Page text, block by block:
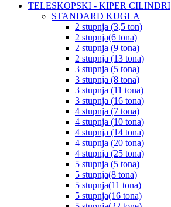
TELESKOPSKI - KIPER CILINDRI
STANDARD KUGLA
2 stupnja (3,5 ton)
2 stupnja(6 tona)
2 stupnja (9 tona)
2 stupnja (13 tona)
3 stupnja (5 tona)
3 stupnja (8 tona)
3 stupnja (11 tona)
3 stupnja (16 tona)
4 stupnja (7 tona)
4 stupnja (10 tona)
4 stupnja (14 tona)
4 stupnja (20 tona)
4 stupnja (25 tona)
5 stupnja (5 tona)
5 stupnja(8 tona)
5 stupnja(11 tona)
5 stupnja(16 tona)